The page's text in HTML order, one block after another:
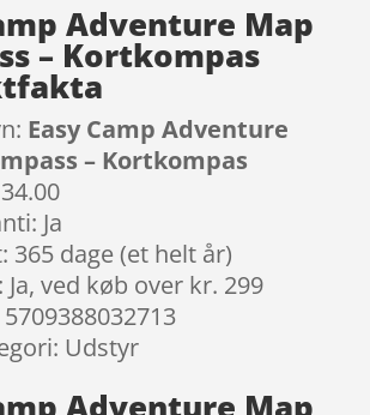
Adventure Map
– Kortkompas
Easy Camp Adventure
– Kortkompas
Ja
365 dage (et helt år)
Ja, ved køb over kr. 299
Udstyr
Adventure Map